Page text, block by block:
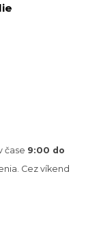
čase 9:00 do
Cez víkend